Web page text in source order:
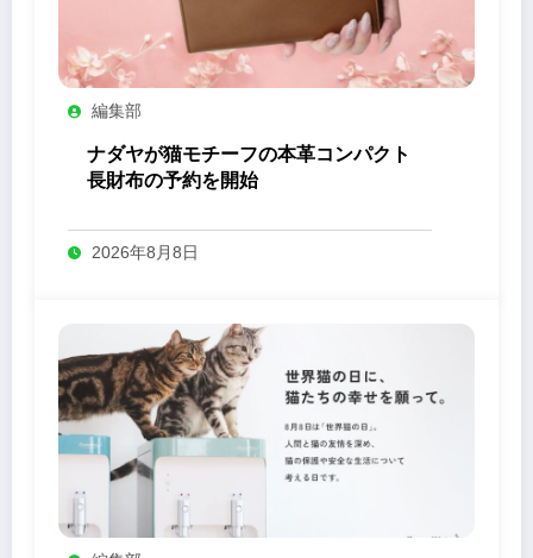
編集部
ナダヤが猫モチーフの本革コンパクト
長財布の予約を開始
2026年8月8日